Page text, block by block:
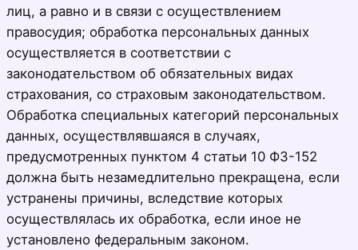
лиц, а равно и в связи с осуществлением
правосудия; обработка персональных данных
осуществляется в соответствии с
законодательством об обязательных видах
страхования, со страховым законодательством.
Обработка специальных категорий персональных
данных, осуществлявшаяся в случаях,
предусмотренных пунктом 4 статьи 10 ФЗ-152
должна быть незамедлительно прекращена, если
устранены причины, вследствие которых
осуществлялась их обработка, если иное не
установлено федеральным законом.